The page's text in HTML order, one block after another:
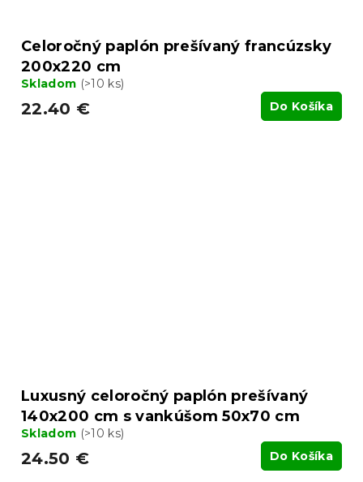
Celoročný paplón prešívaný francúzsky
200x220 cm
Skladom (>10 ks)
22.40 € Do Košíka
Luxusný celoročný paplón prešívaný
140x200 cm s vankúšom 50x70 cm
Skladom (>10 ks)
24.50 € Do Košíka